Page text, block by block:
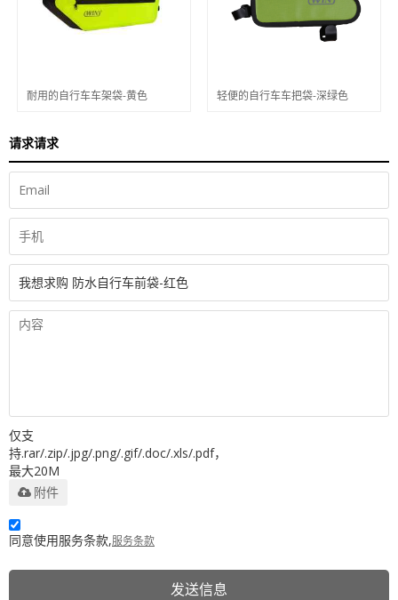
耐用的自行车车架袋-黄色 轻便的自行车车把袋-深绿色
请求请求
仅支
持.rar/.zip/.jpg/.png/.gif/.doc/.xls/.pdf，
最大20M
附件
同意使用服务条款,服务条款
发送信息